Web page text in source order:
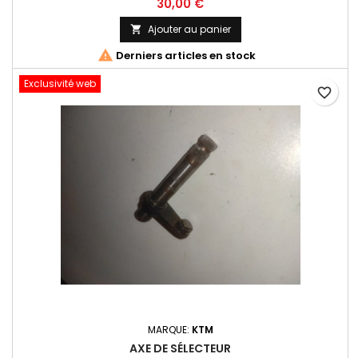
30,00 €
 Ajouter au panier
 Derniers articles en stock
Exclusivité web
MARQUE: KTM
AXE DE SÉLECTEUR
favorite_border